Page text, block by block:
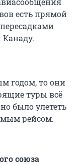
есть прямой
годом, то они
туры всё
было улететь
рейсом.
союза